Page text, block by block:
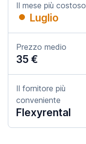
Il mese più costoso
Luglio
Prezzo medio
35 €
Il fornitore più
conveniente
Flexyrental